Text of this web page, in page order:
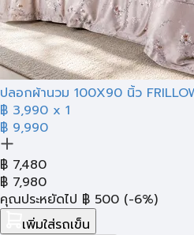
ปลอกผ้านวม 100X90 นิ้ว
฿ 3,990 x 1
฿ 9,990
฿ 7,480
฿ 7,980
คุณประหยัดไป ฿ 500 (-6%)
เพิ่มใส่รถเข็น